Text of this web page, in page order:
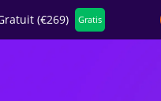
(€269) Gratis